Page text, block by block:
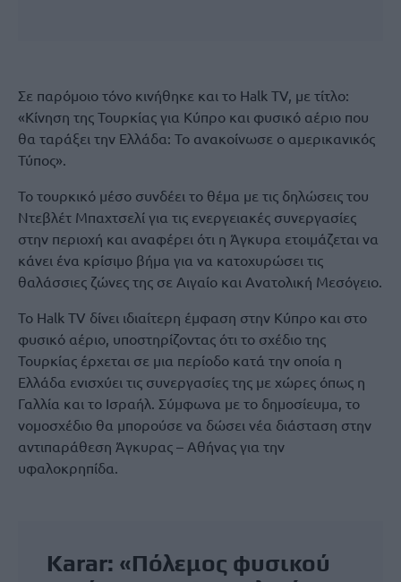
Σε παρόμοιο τόνο κινήθηκε και το Halk TV, με τίτλο:
«Κίνηση της Τουρκίας για Κύπρο και φυσικό αέριο που
θα ταράξει την Ελλάδα: Το ανακοίνωσε ο αμερικανικός
Τύπος».
Το τουρκικό μέσο συνδέει το θέμα με τις δηλώσεις του
Ντεβλέτ Μπαχτσελί για τις ενεργειακές συνεργασίες
στην περιοχή και αναφέρει ότι η Άγκυρα ετοιμάζεται να
κάνει ένα κρίσιμο βήμα για να κατοχυρώσει τις
θαλάσσιες ζώνες της σε Αιγαίο και Ανατολική Μεσόγειο.
Το Halk TV δίνει ιδιαίτερη έμφαση στην Κύπρο και στο
φυσικό αέριο, υποστηρίζοντας ότι το σχέδιο της
Τουρκίας έρχεται σε μια περίοδο κατά την οποία η
Ελλάδα ενισχύει τις συνεργασίες της με χώρες όπως η
Γαλλία και το Ισραήλ. Σύμφωνα με το δημοσίευμα, το
νομοσχέδιο θα μπορούσε να δώσει νέα διάσταση στην
αντιπαράθεση Άγκυρας – Αθήνας για την
υφαλοκρηπίδα.
Karar: «Πόλεμος φυσικού